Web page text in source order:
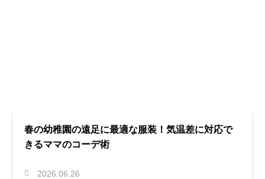
春の幼稚園の遠足に最適な服装！気温差に対応で
きるママのコーデ術
2026.06.26